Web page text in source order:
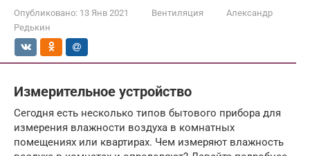
Опубликовано: 13 Янв 2021 Вентиляция
Александр
Редькин
Измерительное устройство
Сегодня есть несколько типов бытового прибора для
измерения влажности воздуха в комнатных
помещениях или квартирах. Чем измеряют влажность